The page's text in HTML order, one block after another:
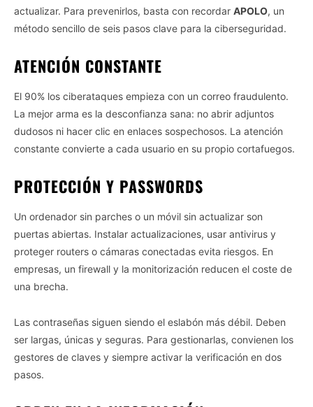
actualizar. Para prevenirlos, basta con recordar APOLO, un
método sencillo de seis pasos clave para la ciberseguridad.
ATENCIÓN CONSTANTE
El 90% los ciberataques empieza con un correo fraudulento.
La mejor arma es la desconfianza sana: no abrir adjuntos
dudosos ni hacer clic en enlaces sospechosos. La atención
constante convierte a cada usuario en su propio cortafuegos.
PROTECCIÓN Y PASSWORDS
Un ordenador sin parches o un móvil sin actualizar son
puertas abiertas. Instalar actualizaciones, usar antivirus y
proteger routers o cámaras conectadas evita riesgos. En
empresas, un firewall y la monitorización reducen el coste de
una brecha.
Las contraseñas siguen siendo el eslabón más débil. Deben
ser largas, únicas y seguras. Para gestionarlas, convienen los
gestores de claves y siempre activar la verificación en dos
pasos.